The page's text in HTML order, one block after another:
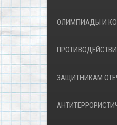
ОЛИМПИАДЫ И
ЗАЩИТНИКАМ